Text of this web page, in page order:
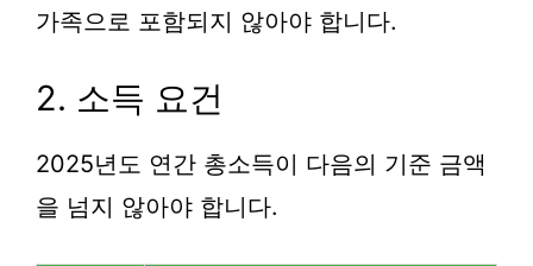
가족으로 포함되지 않아야 합니다.
2. 소득 요건
2025년도 연간 총소득이 다음의 기준 금액
을 넘지 않아야 합니다.